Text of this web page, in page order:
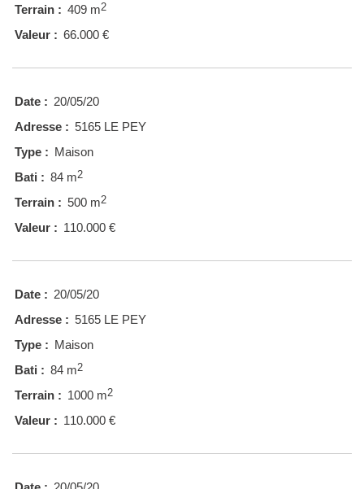
Terrain : 409 m2
Valeur : 66.000 €
Date : 20/05/20
Adresse : 5165 LE PEY
Type : Maison
Bati : 84 m2
Terrain : 500 m2
Valeur : 110.000 €
Date : 20/05/20
Adresse : 5165 LE PEY
Type : Maison
Bati : 84 m2
Terrain : 1000 m2
Valeur : 110.000 €